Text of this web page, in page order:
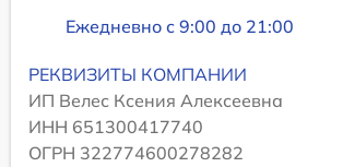
Ежедневно с 9:00 до 21:00
РЕКВИЗИТЫ КОМПАНИИ
ИП Велес Ксения Алексеевна
ИНН 651300417740
ОГРН 322774600278282